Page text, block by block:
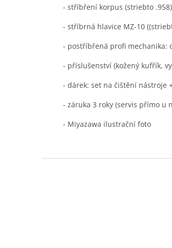
- stříbření korpus (striebto .958)
- stříbrná hlavice MZ-10
- postříbřená profi mechanika:
- příslušenství (kožený kufřík,
- dárek: set na čištění nástroje
- záruka 3 roky (servis přímo u
- Miyazawa ilustrační foto